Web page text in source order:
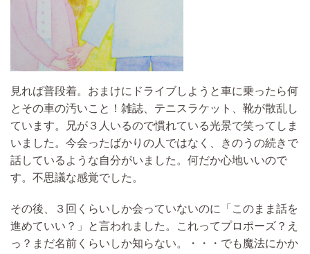
見れば普段着。おまけにドライブしようと車に乗ったら何
とその車の汚いこと！雑誌、テニスラケット、靴が散乱し
ています。兄が３人いるので慣れている光景で笑ってしま
いました。 今会ったばかりの人ではなく、きのうの続きで
話しているような自分がいました。 何だか心地いいので
す。不思議な感覚でした。
その後、３回くらいしか会っていないのに「このまま話を
進めていい？」と言われました。これってプロポーズ？え
っ？まだ名前くらいしか知らない。・・・でも魔法にかか